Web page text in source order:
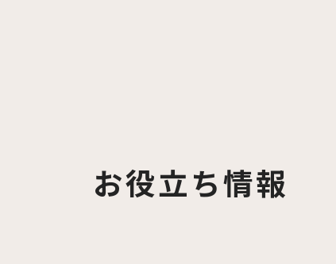
お役立ち情報